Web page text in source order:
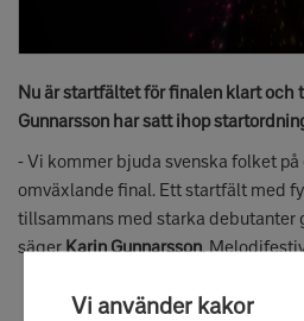
Vi använder kakor
Nu är startfältet för finalen klart och
Gunnarsson har satt ihop
- Vi kommer bjuda svenska folket på
omväxlande final. Ett startfält med
tillsammans med starka debutanter
sägerKarin Gunnarsson,